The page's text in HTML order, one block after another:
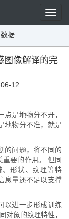
数据……
图像解译的完
12
是地物分不开，
地物分不准，就是
问题，将不同的
重要的作用。 但同
、形状、纹理等特
息量还不足以支撑
进一步形成训练
对象的纹理特性，